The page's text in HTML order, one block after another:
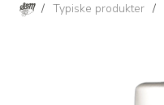
/ Typiske produkter /